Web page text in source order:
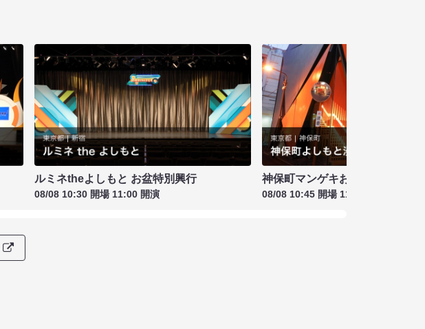
ルミネtheよしもと お盆特別興行
08/08 10:30 開場 11:00 開演
神保町マンゲキお笑いライブ お
08/08 10:45 開場 11:00 開演